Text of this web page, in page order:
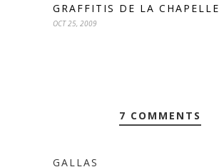
GRAFFITIS DE LA CHAPELLE
OCT 25, 2009
7 COMMENTS
GALLAS